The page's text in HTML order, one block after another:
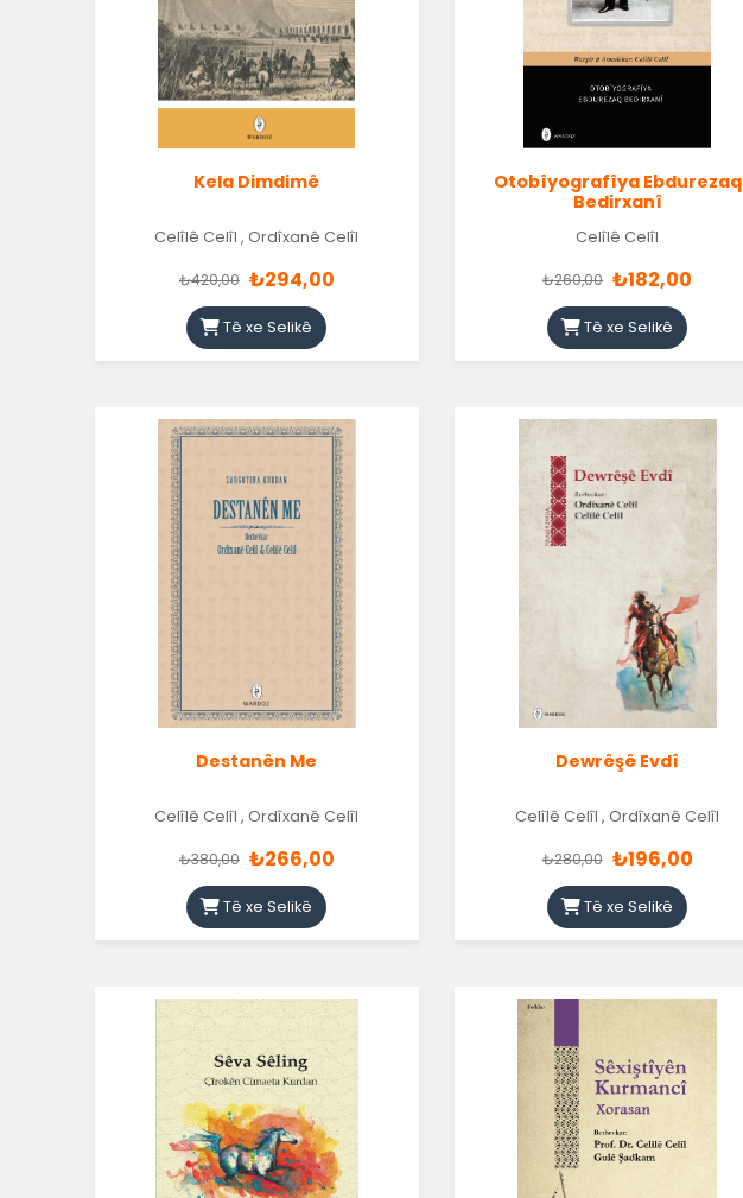
Kela Dimdimê
Celîlê Celîl ,Ordîxanê Celîl
₺420,00 ₺294,00
Tê xe Selikê
Otobîyografîya Ebdurezaq
Bedirxanî
Celîlê Celîl
₺260,00 ₺182,00
Tê xe Selikê
Destanên Me
Celîlê Celîl ,Ordîxanê Celîl
₺380,00 ₺266,00
Tê xe Selikê
Dewrêşê Evdî
Celîlê Celîl ,Ordîxanê Celîl
₺280,00 ₺196,00
Tê xe Selikê